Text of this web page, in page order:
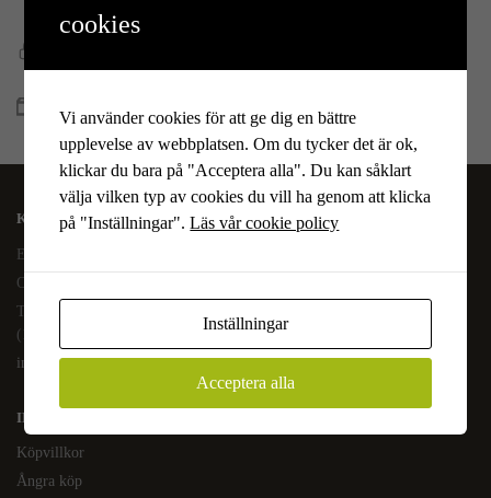
Betala allt direkt eller lite i taget med Walley
Lagervaror skickas vanligtvis inom 1-4 vardagar
KAFFEOCHTE.SE
En del av Novodesign AB
Org.nr. 556790-1235
Tel.
(10-17 mån-fre)
info@kaffeochte.se
INFORMATION
Köpvillkor
Ångra köp
cookies
Vi använder cookies för att ge dig en bättre
upplevelse av webbplatsen. Om du tycker det är ok,
klickar du bara på "Acceptera alla". Du kan såklart
välja vilken typ av cookies du vill ha genom att klicka
på "Inställningar".Läs vår cookie policy
Inställningar
Acceptera alla